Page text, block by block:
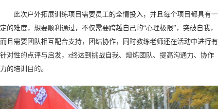
此次户外拓展训练项目需要员工的全情投入，并且每个项目都具有一
定的难度，想要顺利通过，不仅需要跨越自己的“心理极限”，突破自我，
而且需要团队相互配合支持，团结协作，同时教练老师还在活动中进行有
针对性的点评与启发，z终达到挑战自我、熔炼团队、提高沟通力、协作
力的培训目的。